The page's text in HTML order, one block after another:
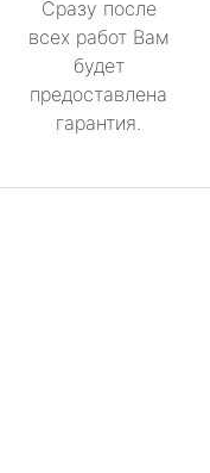
Сразу после
всех работ Вам
будет
предоставлена
гарантия.